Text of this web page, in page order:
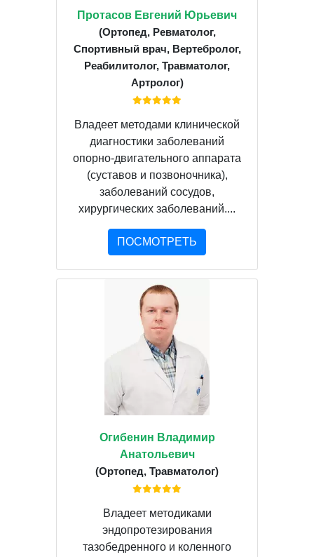
Протасов Евгений Юрьевич
(Ортопед, Ревматолог,
Спортивный врач, Вертебролог,
Реабилитолог, Травматолог,
Артролог)
Владеет методами клинической
диагностики заболеваний
опорно-двигательного аппарата
(суставов и позвоночника),
заболеваний сосудов,
хирургических заболеваний....
ПОСМОТРЕТЬ
Огибенин Владимир
Анатольевич
(Ортопед, Травматолог)
Владеет методиками
эндопротезирования
тазобедренного и коленного